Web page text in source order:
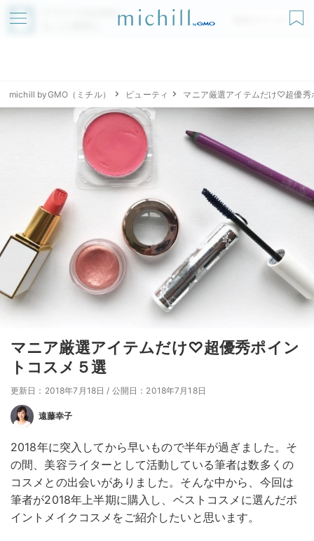
アプリでmichillが
無料ダウンロード
michill byGMO（ミチル） ビューティ マニア厳選アイテムだけ♡超優秀
マニア厳選アイテムだけ♡超優秀ポイン
トコスメ５選
更新日：2018年7月18日 / 公開日：2018年7月18日
遠藤幸子
2018年に突入してから早いもので半年が過ぎました。そ
の間、美容ライターとして活動している筆者は数多くの
コスメとの出会いがありました。そんな中から、今回は
筆者が2018年上半期に購入し、ベストコスメに選んだポ
イントメイクコスメをご紹介したいと思います。